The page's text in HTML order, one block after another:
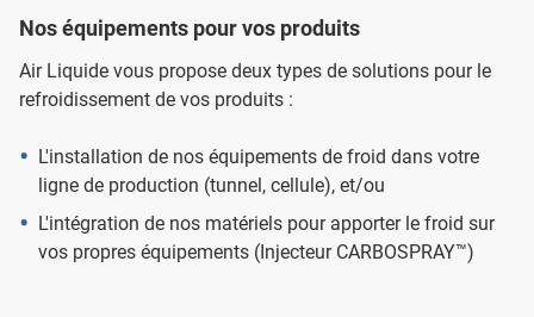
Nos équipements pour vos produits
Air Liquide vous propose deux types de solutions pour le
refroidissement de vos produits :
L'installation de nos équipements de froid dans votre
ligne de production (tunnel, cellule), et/ou
L'intégration de nos matériels pour apporter le froid sur
vos propres équipements (Injecteur CARBOSPRAY™)